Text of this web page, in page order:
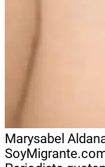
Marysabel